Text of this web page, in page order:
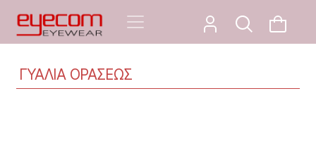
ΓΥΑΛΙΑ ΟΡΑΣΕΩΣ